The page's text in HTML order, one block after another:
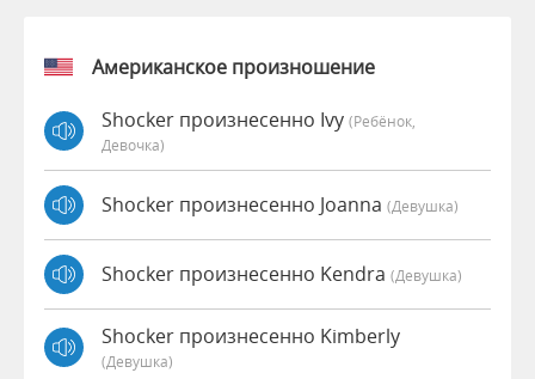
Американское произношение
Shocker произнесенно Ivy (Ребёнок,
Девочка)
Shocker произнесенно Joanna (девушка)
Shocker произнесенно Kendra (девушка)
Shocker произнесенно Kimberly
(девушка)